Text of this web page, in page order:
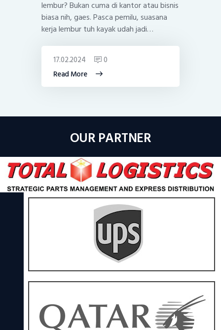
lembur? Bukan cuma di kantor atau bisnis
biasa nih, gaes. Pasca pemilu, suasana
kerja lembur tuh kayak udah jadi…
Read More
17.02.2024 0
OUR PARTNER